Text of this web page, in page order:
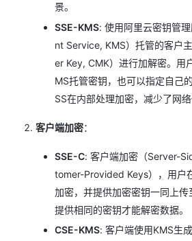
景。
SSE-KMS: 使用阿里云密钥管
nt Service, KMS）托管的客户
er Key, CMK）进行加解密。用
MS托管密钥，也可以指定自己
SS在内部处理加密，减少了网络
客户端加密：
SSE-C: 客户端加密（Server-
tomer-Provided Keys），用户
加密，并提供加密密钥一同上
提供相同的密钥才能解密数据。
CSE-KMS: 客户端使用KMS生